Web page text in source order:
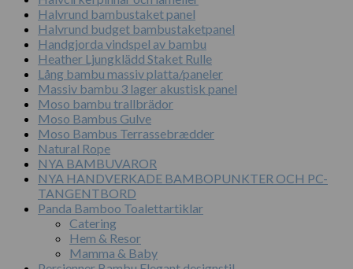
Halvrund bambustaket panel
Halvrund budget bambustaketpanel
Handgjorda vindspel av bambu
Heather Ljungklädd Staket Rulle
Lång bambu massiv platta/paneler
Massiv bambu 3 lager akustisk panel
Moso bambu trallbrädor
Moso Bambus Gulve
Moso Bambus Terrassebrædder
Natural Rope
NYA BAMBUVAROR
NYA HANDVERKADE BAMBOPUNKTER OCH PC-
TANGENTBORD
Panda Bamboo Toalettartiklar
Catering
Hem & Resor
Mamma & Baby